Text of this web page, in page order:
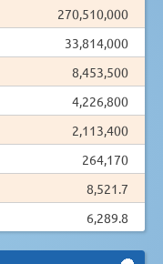
270,510,000
33,814,000
8,453,500
4,226,800
2,113,400
264,170
8,521.7
6,289.8